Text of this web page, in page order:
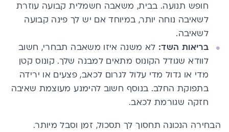
חופש תנועה. בבית, משאבה חשמלית קבועה עוזרת
לשאיבה נוחה יותר, במיוחד אם יש לך פינה קבועה
לשאיבה.
בריאות השד: לא משנה איזו משאבה תבחרי, חשוב
לוודא שגודל הקונוס מתאים למבנה שלך. קונוס קטן
מדי או גדול מדי עלול לגרום לכאב, פצעים או ירידה
בתפוקת החלב. בנוסף חשוב להימנע מעוצמת שאיבה
חזקה שגורמת לכאב.
הבחירה הנכונה תחסוך לך תסכול, זמן וסבל מיותר.